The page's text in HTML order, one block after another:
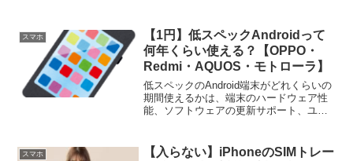
スマホ
【1円】低スペックAndroidって
何年くらい使える？【OPPO・
Redmi・AQUOS・モトローラ】
低スペックのAndroid端末がどれくらいの
期間使えるかは、端末のハードウェア性
能、ソフトウェアの更新サポート、ユー
末は約2～3年ほどの使用が見込まれます
スマホ
【入らない】iPhoneのSIMトレー